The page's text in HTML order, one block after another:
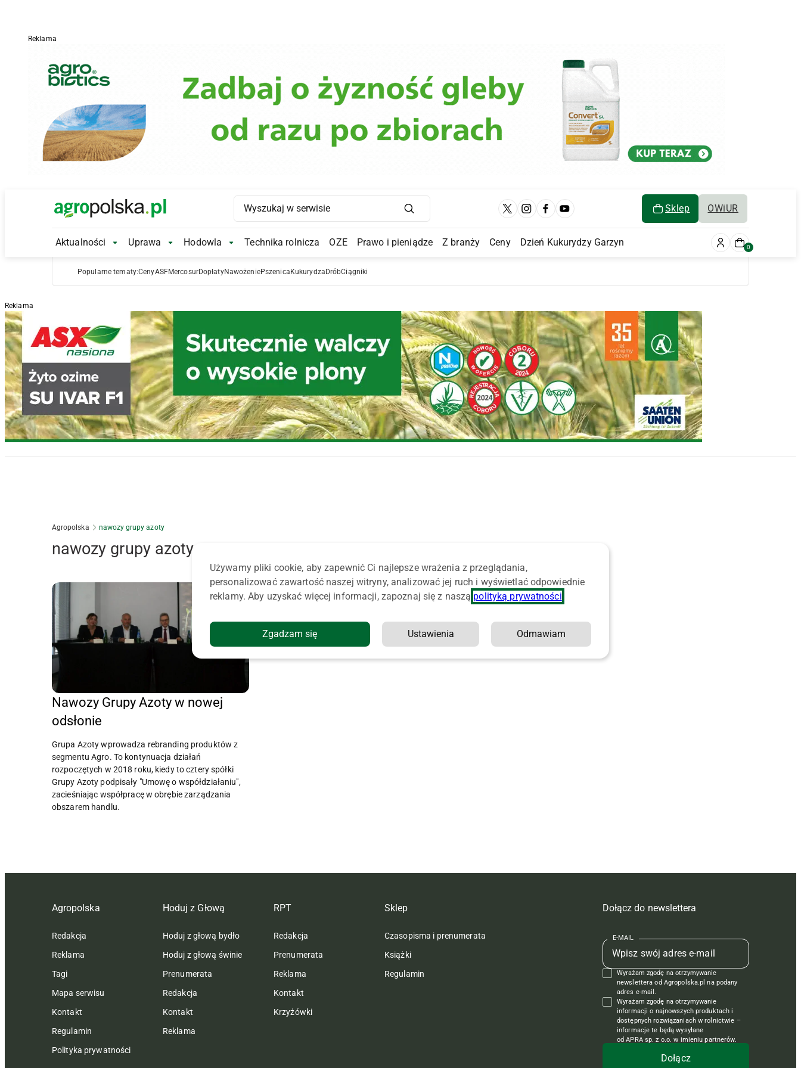
Reklama
Main Logo Sklep OWiUR
Main Navigation
Aktualności Aktualności Submenu
Uprawa Uprawa Submenu
Hodowla Hodowla Submenu
Technika rolnicza OZE Prawo i pieniądze Z branży Ceny Dzień Kukurydzy Garzyn 0
Popularne tematy:CenyASFMercosurDopłatyNawożeniePszenica Kukurydza DróbCiągniki
Reklama
Agropolska nawozy grupy azoty
nawozy grupy azoty
Nawozy Grupy Azoty w nowej
odsłonie
Grupa Azoty wprowadza rebranding produktów z
segmentu Agro. To kontynuacja działań
rozpoczętych w 2018 roku, kiedy to cztery spółki
Grupy Azoty podpisały "Umowę o współdziałaniu",
zacieśniając współpracę w obrębie zarządzania
obszarem handlu.
Agropolska
Redakcja
Reklama
Tagi
Mapa serwisu
Kontakt
Regulamin
Polityka prywatności
Hoduj z Głową
Hoduj z głową bydło
Hoduj z głową świnie
Prenumerata
Redakcja
Kontakt
Reklama
RPT
Redakcja
Prenumerata
Reklama
Kontakt
Krzyżówki
Sklep
Czasopisma i prenumerata
Książki
Regulamin
Dołącz do newslettera
E-MAIL
Wyrażam zgodę na otrzymywanie
newslettera od Agropolska.pl na podany
adres e-mail.
Wyrażam zgodę na otrzymywanie
informacji o najnowszych produktach i
dostępnych rozwiązaniach w rolnictwie –
informacje te będą wysyłane
od APRA sp. z o.o. w imieniu partnerów.
Używamy pliki cookie, aby zapewnić Ci najlepsze wrażenia z przeglądania,
personalizować zawartość naszej witryny, analizować jej ruch i wyświetlać odpowiednie
reklamy. Aby uzyskać więcej informacji, zapoznaj się z naszą polityką prywatności
Zgadzam się Ustawienia Odmawiam